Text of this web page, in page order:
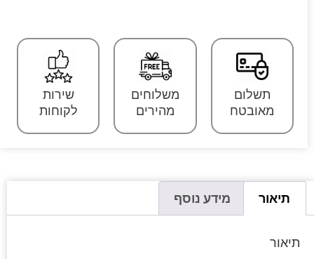
תשלום
מאובטח
משלוחים
מהירים
שירות
לקוחות
תיאור מידע נוסף
תיאור